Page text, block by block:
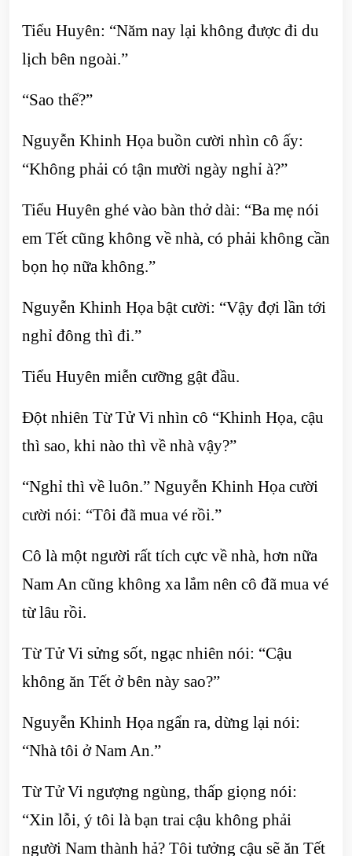
Tiểu Huyên: “Năm nay lại không được đi du
lịch bên ngoài.”
“Sao thế?”
Nguyễn Khinh Họa buồn cười nhìn cô ấy:
“Không phải có tận mười ngày nghỉ à?”
Tiểu Huyên ghé vào bàn thở dài: “Ba mẹ nói
em Tết cũng không về nhà, có phải không cần
bọn họ nữa không.”
Nguyễn Khinh Họa bật cười: “Vậy đợi lần tới
nghỉ đông thì đi.”
Tiểu Huyên miễn cưỡng gật đầu.
Đột nhiên Từ Tử Vi nhìn cô “Khinh Họa, cậu
thì sao, khi nào thì về nhà vậy?”
“Nghỉ thì về luôn.” Nguyễn Khinh Họa cười
cười nói: “Tôi đã mua vé rồi.”
Cô là một người rất tích cực về nhà, hơn nữa
Nam An cũng không xa lắm nên cô đã mua vé
từ lâu rồi.
Từ Tử Vi sửng sốt, ngạc nhiên nói: “Cậu
không ăn Tết ở bên này sao?”
Nguyễn Khinh Họa ngẩn ra, dừng lại nói:
“Nhà tôi ở Nam An.”
Từ Tử Vi ngượng ngùng, thấp giọng nói:
“Xin lỗi, ý tôi là bạn trai cậu không phải
người Nam thành hả? Tôi tưởng cậu sẽ ăn Tết